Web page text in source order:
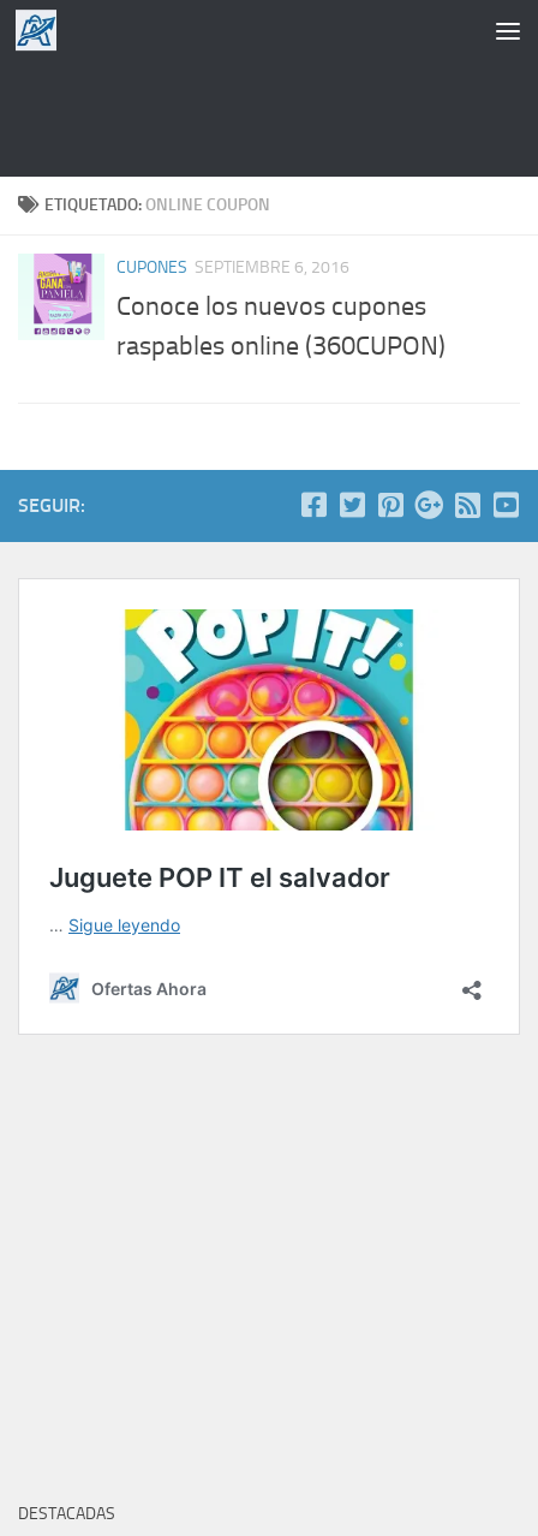
Saltar al contenido
ETIQUETADO:ONLINE COUPON
CUPONES SEPTIEMBRE 6, 2016
Conoce los nuevos cupones
raspables online (360CUPON)
SEGUIR:
DESTACADAS